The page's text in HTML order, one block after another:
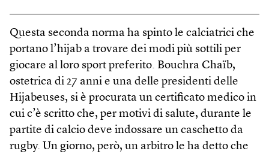
Questa seconda norma ha spinto le calciatrici che
portano l’hijab a trovare dei modi più sottili per
giocare al loro sport preferito. Bouchra Chaïb,
ostetrica di 27 anni e una delle presidenti delle
Hijabeuses, si è procurata un certificato medico in
cui c’è scritto che, per motivi di salute, durante le
partite di calcio deve indossare un caschetto da
rugby. Un giorno, però, un arbitro le ha detto che